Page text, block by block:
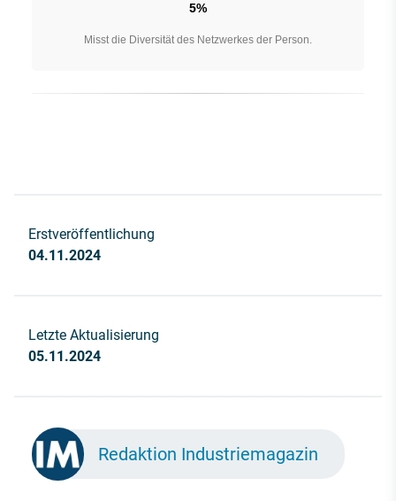
5%
Misst die Diversität des Netzwerkes der Person.
Erstveröffentlichung
04.11.2024
Letzte Aktualisierung
05.11.2024
Redaktion Industriemagazin